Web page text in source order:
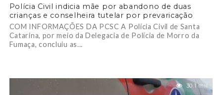
Polícia Civil indicia mãe por abandono de duas
crianças e conselheira tutelar por prevaricação
COM INFORMAÇÕES DA PCSC A Polícia Civil de Santa
Catarina, por meio da Delegacia de Polícia de Morro da
Fumaça, concluiu as...
30.1 mil